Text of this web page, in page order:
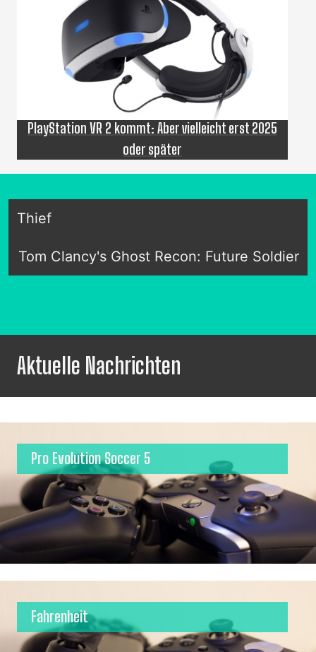
PlayStation VR 2 kommt: Aber vielleicht erst 2025
oder später
Thief
Tom Clancy's Ghost Recon: Future Soldier
Aktuelle Nachrichten
Pro Evolution Soccer 5
Fahrenheit